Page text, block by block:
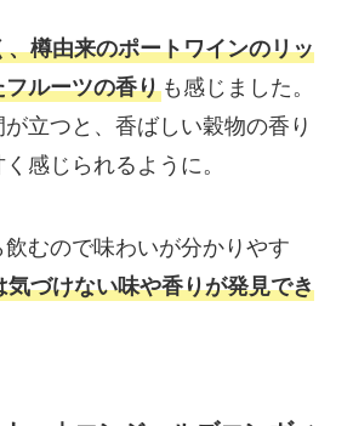
、樽由来のポートワインのリッ
ルーツの香りも感じました。
立つと、香ばしい穀物の香り
感じられるように。
むので味わいが分かりやす
気づけない味や香りが発見でき